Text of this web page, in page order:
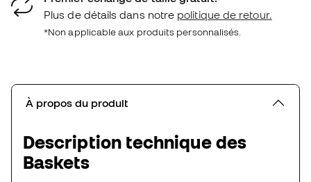
Plus de détails dans notre politique de retour.
*Non applicable aux produits personnalisés.
À propos du produit
Description technique des
Baskets